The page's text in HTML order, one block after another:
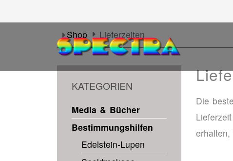
Shop Lieferzeiten
KATEGORIEN
Media & Bücher
Bestimmungshilfen
Edelstein-Lupen
Die